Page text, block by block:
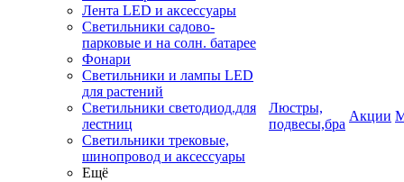
Лента LED и аксессуары
Светильники садово-
парковые и на солн. батарее
Фонари
Светильники и лампы LED
для растений
Светильники светодиод.для
лестниц
Светильники трековые,
шинопровод и аксессуары
Ещё
Люстры,
подвесы,бра
Акции